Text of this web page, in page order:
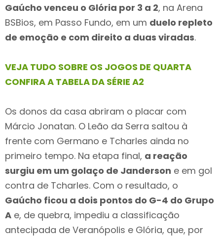
Gaúcho venceu o Glória por 3 a 2, na Arena
BSBios, em Passo Fundo, em um duelo repleto
de emoção e com direito a duas viradas.
VEJA TUDO SOBRE OS JOGOS DE QUARTA
CONFIRA A TABELA DA SÉRIE A2
Os donos da casa abriram o placar com
Márcio Jonatan. O Leão da Serra saltou à
frente com Germano e Tcharles ainda no
primeiro tempo. Na etapa final, a reação
surgiu em um golaço de Janderson e em gol
contra de Tcharles. Com o resultado, o
Gaúcho ficou a dois pontos do G-4 do Grupo
A e, de quebra, impediu a classificação
antecipada de Veranópolis e Glória, que, por